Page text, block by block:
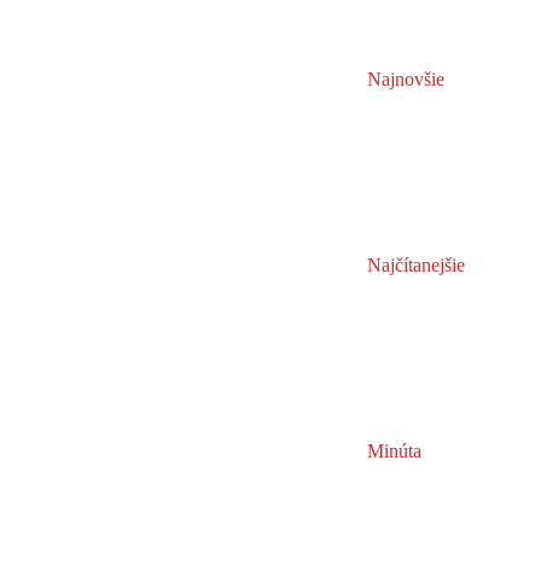
Najnovšie
Najčítanejšie
Minúta